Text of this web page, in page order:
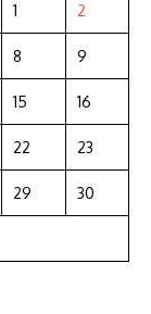
1 2
8 9
15 16
22 23
29 30